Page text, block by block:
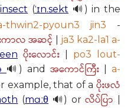
insect (ˈɪn.sekt 🔊) in the
thwin2-pyoun3 jin3 -
ကာလ အဆင့်
ja3 ka2-la1 a-
ပိုးလောင်း
po3 lout-
🔊) and အကောင်ကြီး
a-
example, that of a ပိုးဖလံ
(mɑːθ 🔊) orလိပ်ပြာ